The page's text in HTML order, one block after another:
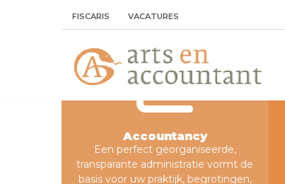
FISCARIS VACATURES
Accountancy
Een perfect georganiseerde,
transparante administratie vormt de
basis voor uw praktijk, begrotingen,